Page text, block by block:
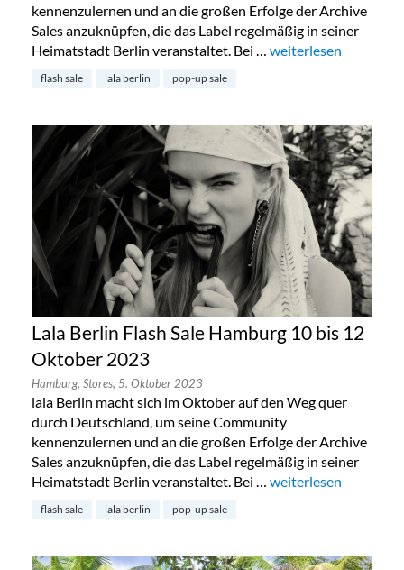
kennenzulernen und an die großen Erfolge der Archive
Sales anzuknüpfen, die das Label regelmäßig in seiner
Heimatstadt Berlin veranstaltet. Bei … „Lala Berlin Flash
weiterlesen
flash sale lala berlin pop-up sale
Lala Berlin Flash Sale Hamburg 10 bis 12
Oktober 2023
Hamburg, Stores, 5. Oktober 2023
lala Berlin macht sich im Oktober auf den Weg quer
durch Deutschland, um seine Community
kennenzulernen und an die großen Erfolge der Archive
Sales anzuknüpfen, die das Label regelmäßig in seiner
Heimatstadt Berlin veranstaltet. Bei … „Lala Berlin Flash
weiterlesen
flash sale lala berlin pop-up sale